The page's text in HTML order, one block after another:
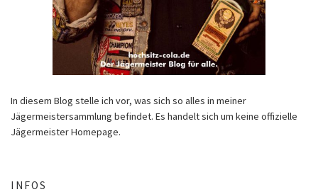
In diesem Blog stelle ich vor, was sich so alles in meiner
Jägermeistersammlung befindet. Es handelt sich um keine offizielle
Jägermeister Homepage.
INFOS